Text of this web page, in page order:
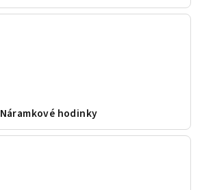
Náramkové hodinky